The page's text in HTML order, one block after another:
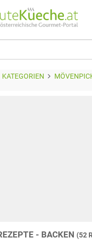
KATEGORIEN
- BACKEN (52